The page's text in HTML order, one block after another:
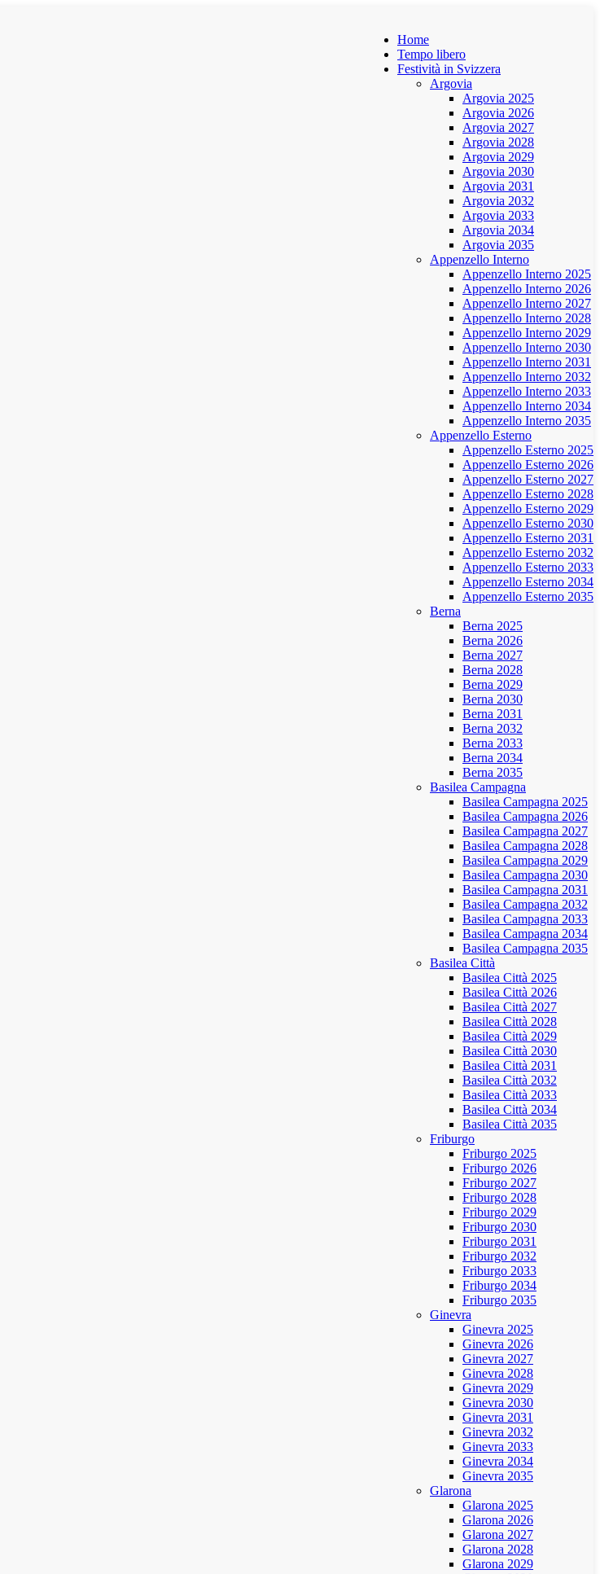
Home
Tempo libero
Festività in Svizzera
Argovia
Argovia 2025
Argovia 2026
Argovia 2027
Argovia 2028
Argovia 2029
Argovia 2030
Argovia 2031
Argovia 2032
Argovia 2033
Argovia 2034
Argovia 2035
Appenzello Interno
Appenzello Interno 2025
Appenzello Interno 2026
Appenzello Interno 2027
Appenzello Interno 2028
Appenzello Interno 2029
Appenzello Interno 2030
Appenzello Interno 2031
Appenzello Interno 2032
Appenzello Interno 2033
Appenzello Interno 2034
Appenzello Interno 2035
Appenzello Esterno
Appenzello Esterno 2025
Appenzello Esterno 2026
Appenzello Esterno 2027
Appenzello Esterno 2028
Appenzello Esterno 2029
Appenzello Esterno 2030
Appenzello Esterno 2031
Appenzello Esterno 2032
Appenzello Esterno 2033
Appenzello Esterno 2034
Appenzello Esterno 2035
Berna
Berna 2025
Berna 2026
Berna 2027
Berna 2028
Berna 2029
Berna 2030
Berna 2031
Berna 2032
Berna 2033
Berna 2034
Berna 2035
Basilea Campagna
Basilea Campagna 2025
Basilea Campagna 2026
Basilea Campagna 2027
Basilea Campagna 2028
Basilea Campagna 2029
Basilea Campagna 2030
Basilea Campagna 2031
Basilea Campagna 2032
Basilea Campagna 2033
Basilea Campagna 2034
Basilea Campagna 2035
Basilea Città
Basilea Città 2025
Basilea Città 2026
Basilea Città 2027
Basilea Città 2028
Basilea Città 2029
Basilea Città 2030
Basilea Città 2031
Basilea Città 2032
Basilea Città 2033
Basilea Città 2034
Basilea Città 2035
Friburgo
Friburgo 2025
Friburgo 2026
Friburgo 2027
Friburgo 2028
Friburgo 2029
Friburgo 2030
Friburgo 2031
Friburgo 2032
Friburgo 2033
Friburgo 2034
Friburgo 2035
Ginevra
Ginevra 2025
Ginevra 2026
Ginevra 2027
Ginevra 2028
Ginevra 2029
Ginevra 2030
Ginevra 2031
Ginevra 2032
Ginevra 2033
Ginevra 2034
Ginevra 2035
Glarona
Glarona 2025
Glarona 2026
Glarona 2027
Glarona 2028
Glarona 2029